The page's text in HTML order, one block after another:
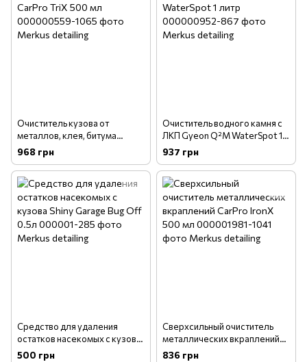
Очиститель кузова от
металлов, клея, битума
CarPro TriX 500 мл
968 грн
Очиститель водного камня с
ЛКП Gyeon Q²M WaterSpot 1
литр
937 грн
Средство для удаления
остатков насекомых с кузова
Shiny Garage Bug Off 0.5л
500 грн
Сверхсильный очиститель
металлических вкраплений
CarPro IronX 500 мл
836 грн